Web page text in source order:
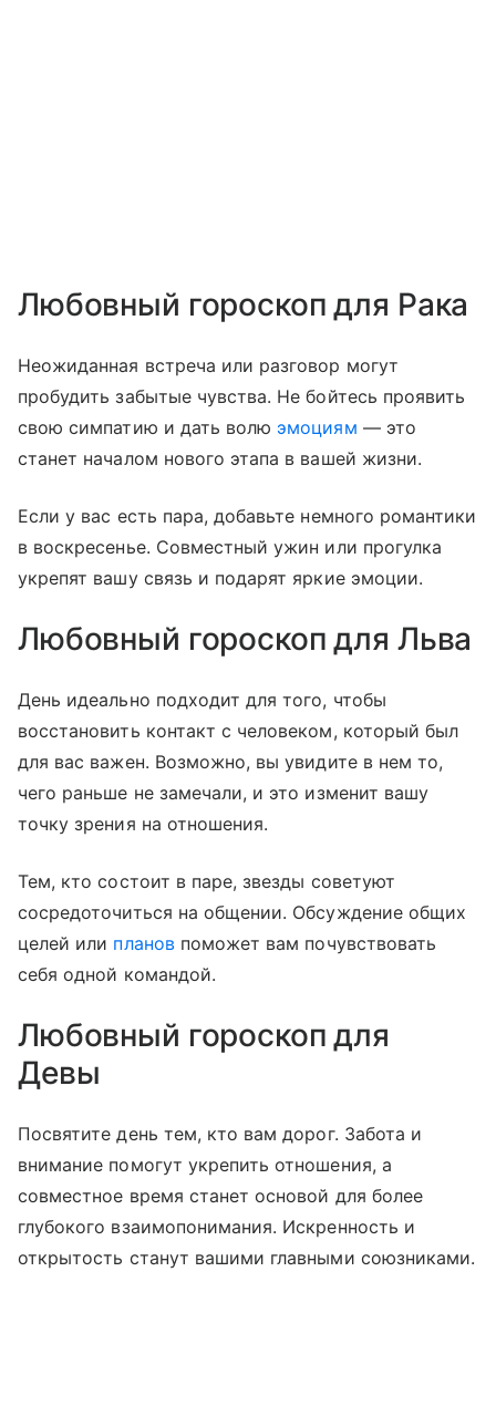
Любовный гороскоп для Рака
Неожиданная встреча или разговор могут
пробудить забытые чувства. Не бойтесь проявить
свою симпатию и дать волю эмоциям — это
станет началом нового этапа в вашей жизни.
Если у вас есть пара, добавьте немного романтики
в воскресенье. Совместный ужин или прогулка
укрепят вашу связь и подарят яркие эмоции.
Любовный гороскоп для Льва
День идеально подходит для того, чтобы
восстановить контакт с человеком, который был
для вас важен. Возможно, вы увидите в нем то,
чего раньше не замечали, и это изменит вашу
точку зрения на отношения.
Тем, кто состоит в паре, звезды советуют
сосредоточиться на общении. Обсуждение общих
целей или плановпоможет вам почувствовать
себя одной командой.
Любовный гороскоп для
Девы
Посвятите день тем, кто вам дорог. Забота и
внимание помогут укрепить отношения, а
совместное время станет основой для более
глубокого взаимопонимания. Искренность и
открытость станут вашими главными союзниками.